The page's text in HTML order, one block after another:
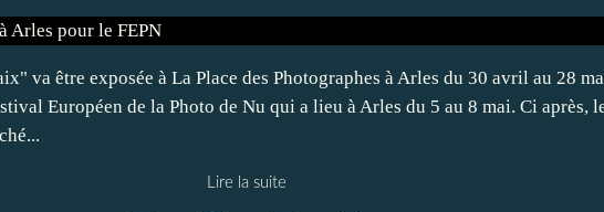
va être exposée à La Place des Photographes à Arles du 30 avril au 28
Européen de la Photo de Nu qui a lieu à Arles du 5 au 8 mai. Ci après,
Lire la suite